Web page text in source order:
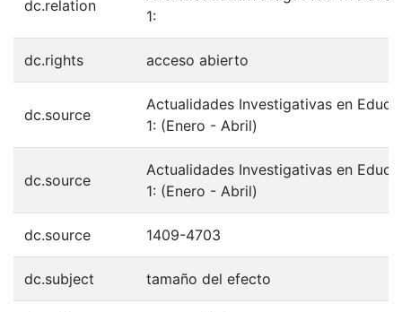
dc.relation
1:
dc.rights acceso abierto
dc.source
Actualidades Investigativas en
1: (Enero - Abril)
dc.source
Actualidades Investigativas en
1: (Enero - Abril)
dc.source 1409-4703
dc.subject tamaño del efecto